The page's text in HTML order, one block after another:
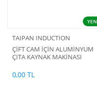
TAIPAN INDUCTION
ÇİFT CAM İÇİN ALUMİNYUM
ÇITA KAYNAK MAKİNASI
0,00 TL